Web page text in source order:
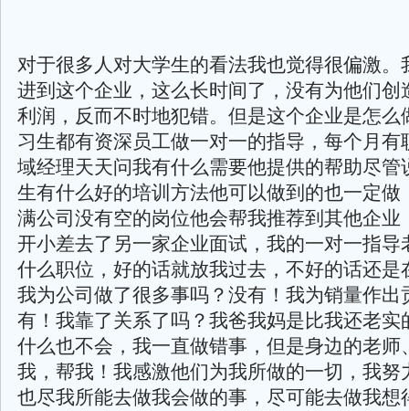
对于很多人对大学生的看法我也觉得很偏激。
进到这个企业，这么长时间了，没有为他们创
利润，反而不时地犯错。但是这个企业是怎么
习生都有资深员工做一对一的指导，每个月有
域经理天天问我有什么需要他提供的帮助尽管
生有什么好的培训方法他可以做到的也一定做
满公司没有空的岗位他会帮我推荐到其他企业
开小差去了另一家企业面试，我的一对一指导
什么职位，好的话就放我过去，不好的话还是
我为公司做了很多事吗？没有！我为销量作出
有！我靠了关系了吗？我爸我妈是比我还老实
什么也不会，我一直做错事，但是身边的老师
我，帮我！我感激他们为我所做的一切，我努
也尽我所能去做我会做的事，尽可能去做我想